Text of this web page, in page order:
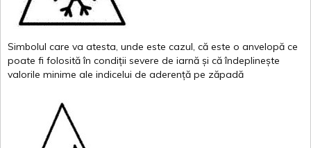
Simbolul care va atesta, unde este cazul, că este o anvelopă ce
poate fi folosită în condiții severe de iarnă și că îndeplinește
valorile minime ale indicelui de aderență pe zăpadă